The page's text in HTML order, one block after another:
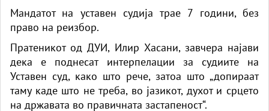
Мандатот на уставен судија трае 7 години, без
право на реизбор.
Пратеникот од ДУИ, Илир Хасани, завчера најави
дека е поднесат интерпелации за судиите на
Уставен суд, како што рече, затоа што „допираат
таму каде што не треба, во јазикот, духот и срцето
на државата во правичната застапеност“.